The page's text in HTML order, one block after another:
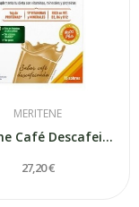
MERITENE
Meritene Café Descafeinado 15 Sobres
27,20 €